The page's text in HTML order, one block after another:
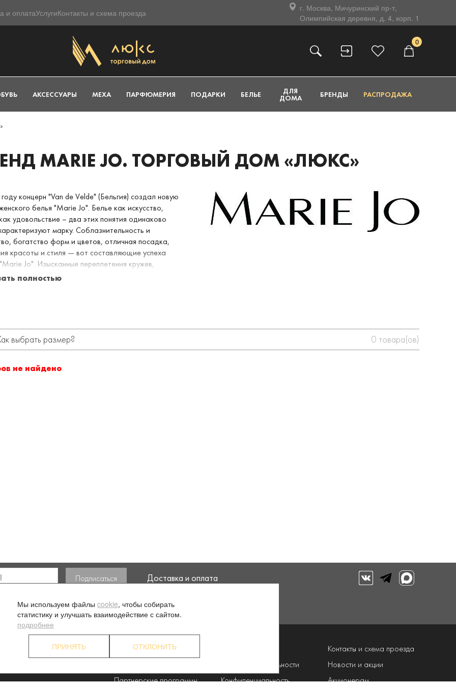
и оплатаУслугиКонтакты и схема проезда
г. Москва, Мичуринский пр-т,
Олимпийская деревня, д. 4, корп. 1
0
АКСЕССУАРЫ МЕХА ПАРФЮМЕРИЯ ПОДАРКИ БЕЛЬЕ ДЛЯ
ДОМА БРЕНДЫ РАСПРОДАЖА
MARIE JO. ТОРГОВЫЙ ДОМ «ЛЮКС»
концерн "Van de Velde" (Бельгия) создал новую
белья "Marie Jo". Белье как искусство,
удовольствие – два этих понятия одинаково
марку. Соблазнительность и
богатство форм и цветов, отличная посадка,
красоты и стиля — вот составляющие успеха
Jo". Изысканные переплетения кружев,
дорогих тканей, новаторские дизайнерские
полностью
выбрать размер? 0 товара(ов)
не найдено
на обработку моих
Доставка и оплата
О компании
Контакты и схема проезда
Программа лояльности
Новости и акции
Партнерские программы
Конфиденциальность Акционерам
Мы используем файлы cookie, чтобы собирать
статистику и улучшать взаимодействие с сайтом.
подробнее
ПРИНЯТЬ ОТКЛОНИТЬ